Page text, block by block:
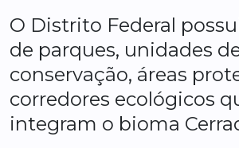
O Distrito Federal
de parques, unidades
conservação, áreas
corredores ecológicos
integram o bioma